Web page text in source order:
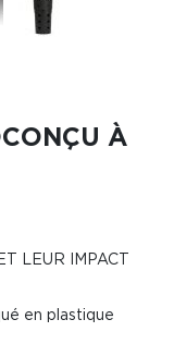
À
LEUR IMPACT
en plastique